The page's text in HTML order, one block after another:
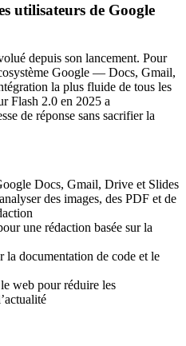
utilisateurs de Google
depuis son lancement. Pour
Google — Docs, Gmail,
la plus fluide de tous les
Flash 2.0 en 2025 a
de réponse sans sacrifier la
Docs, Gmail, Drive et Slides
des images, des PDF et de
une rédaction basée sur la
la documentation de code et le
web pour réduire les